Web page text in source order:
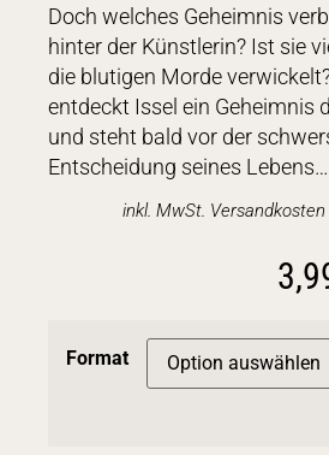
Doch welches Geheimnis
hinter der Künstlerin? Ist sie
die blutigen Morde
entdeckt Issel ein Geheimnis
und steht bald vor der
Entscheidung seines
inkl. MwSt.
Format